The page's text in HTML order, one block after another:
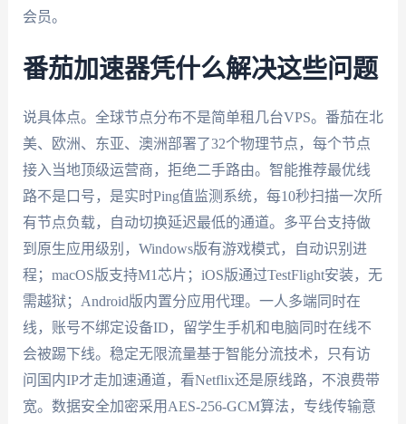
会员。
番茄加速器凭什么解决这些问题
说具体点。全球节点分布不是简单租几台VPS。番茄在北
美、欧洲、东亚、澳洲部署了32个物理节点，每个节点
接入当地顶级运营商，拒绝二手路由。智能推荐最优线
路不是口号，是实时Ping值监测系统，每10秒扫描一次所
有节点负载，自动切换延迟最低的通道。多平台支持做
到原生应用级别，Windows版有游戏模式，自动识别进
程；macOS版支持M1芯片；iOS版通过TestFlight安装，无
需越狱；Android版内置分应用代理。一人多端同时在
线，账号不绑定设备ID，留学生手机和电脑同时在线不
会被踢下线。稳定无限流量基于智能分流技术，只有访
问国内IP才走加速通道，看Netflix还是原线路，不浪费带
宽。数据安全加密采用AES-256-GCM算法，专线传输意